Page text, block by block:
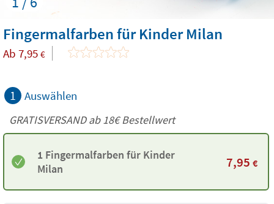
Fingermalfarben für Kinder Milan
Ab 7,95 €
1 Auswählen
GRATISVERSAND ab18€Bestellwert
1 Fingermalfarben für Kinder
Milan
7,95 €